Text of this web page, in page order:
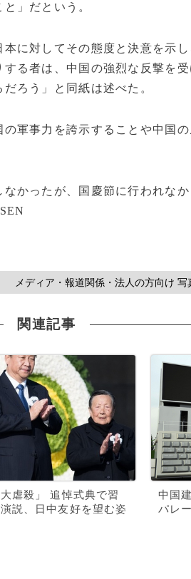
」だという。
に対してその態度と決意を示
る者は、中国の強烈な反撃を
ろう」と同紙は述べた。
軍事力を誇示することや中国
かったが、国慶節に行われな
メディア・報道関係・法人の方向け
関連記事
大虐殺」 追悼式典で習
説、日中友好を望む姿
中国
パレ